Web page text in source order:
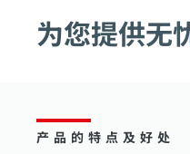
为您提供无
产品的特点及好处